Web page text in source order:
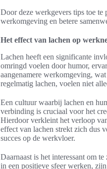
Door deze werkgevers tips toe te
werkomgeving en betere
Het effect van lachen op
Lachen heeft een significante
omringd voelen door humor,
aangenamere werkomgeving,
regelmatig lachen, voelen niet
Een cultuur waarbij lachen en
verbinding is cruciaal voor het
Hierdoor verkleint het verloop
effect van lachen strekt zich dus
succes op de werkvloer.
Daarnaast is het interessant om
in een positieve sfeer werken,